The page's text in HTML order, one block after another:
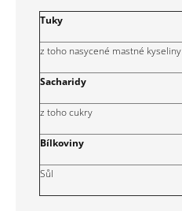
Tuky
z toho nasycené mastné kyseliny
Sacharidy
z toho cukry
Bílkoviny
Sůl